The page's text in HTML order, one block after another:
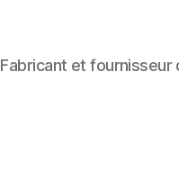
Fabricant et fournisseur